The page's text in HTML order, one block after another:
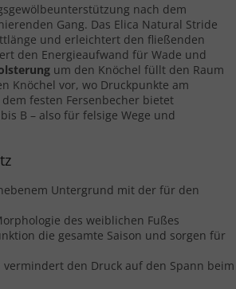
nach dem
Gang. Das Elica Natural Stride
und erleichtert den fließenden
den Energieaufwand für Wade und
um den Knöchel füllt den Raum
Knöchel vor, wo Druckpunkte am
festen Fersenbecher bietet
B – also für felsige Wege und
Untergrund mit der für den
des weiblichen Fußes
die gesamte Saison und sorgen für
den Druck auf den Spann beim